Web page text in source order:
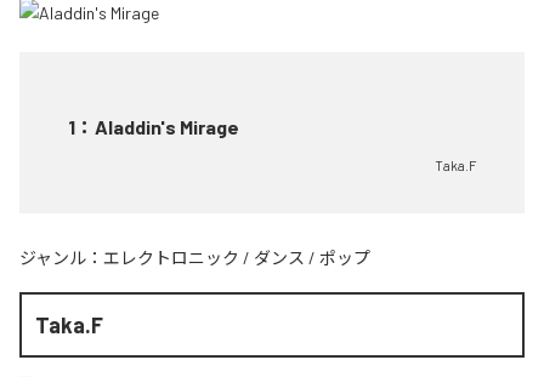
1 ： Aladdin's Mirage
Taka.F
ジャンル： エレクトロニック / ダンス / ポップ
Taka.F